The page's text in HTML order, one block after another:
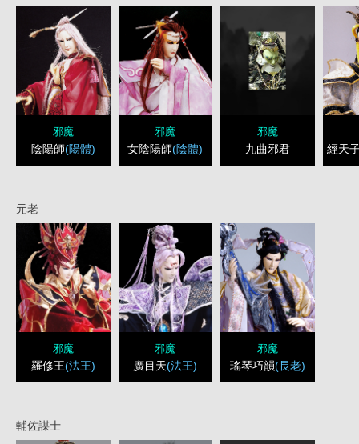
邪魔
陰陽師(陽體)
邪魔
女陰陽師(陰體)
邪魔
九曲邪君 經天
元老
邪魔
羅修王(法王)
邪魔
廣目天(法王)
邪魔
瑤琴巧韻(長老)
輔佐謀士